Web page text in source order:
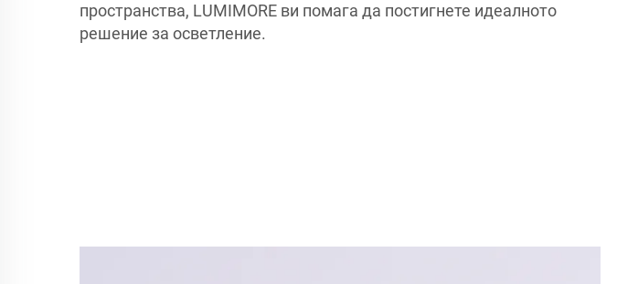
пространства, LUMIMORE ви помага да постигнете идеалното
решение за осветление.